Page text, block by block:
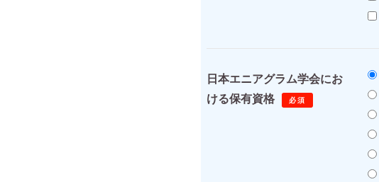
日本エニアグラム学会にお
ける保有資格
必須